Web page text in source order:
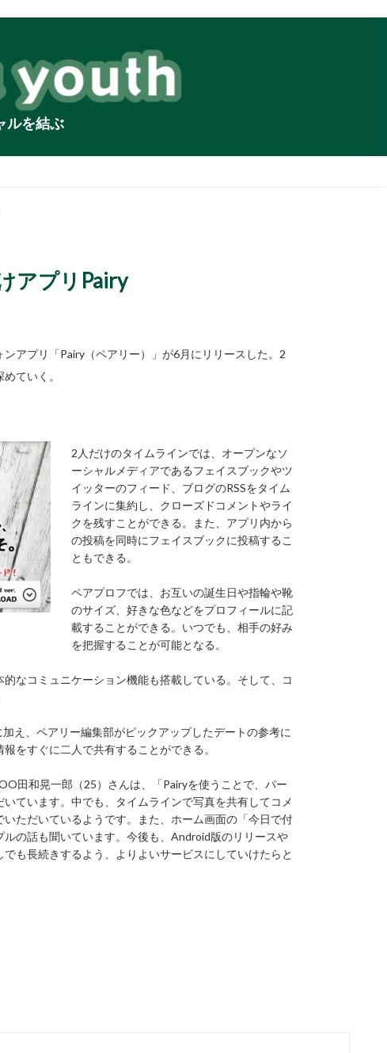
ルを結ぶ
アプリPairy
アプリ「Pairy（ペアリー）」が6月にリリースした。2
ていく。
2人だけのタイムラインでは、オープンなソ
ーシャルメディアであるフェイスブックやツ
イッターのフィード、ブログのRSSをタイム
ラインに集約し、クローズドコメントやライ
クを残すことができる。また、アプリ内から
の投稿を同時にフェイスブックに投稿するこ
ともできる。
ペアプロフでは、お互いの誕生日や指輪や靴
のサイズ、好きな色などをプロフィールに記
載することができる。いつでも、相手の好み
を把握することが可能となる。
なコミュニケーション機能も搭載している。そして、コ
え、ペアリー編集部がピックアップしたデートの参考に
をすぐに二人で共有することができる。
田和晃一郎（25）さんは、「Pairyを使うことで、パー
ています。中でも、タイムラインで写真を共有してコメ
ただいているようです。また、ホーム画面の「今日で付
の話も聞いています。今後も、Android版のリリースや
も長続きするよう、よりよいサービスにしていけたらと